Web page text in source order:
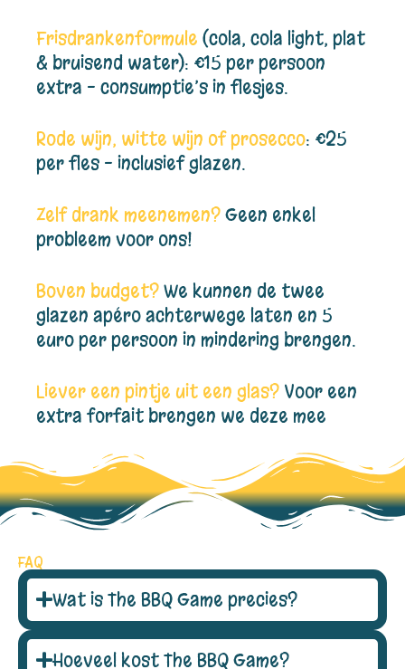
Frisdrankenformule (cola, cola light, plat
& bruisend water): €15 per persoon
extra – consumptie’s in flesjes.
Rode wijn, witte wijn of prosecco: €25
per fles – inclusief glazen.
Zelf drank meenemen?Geen enkel
probleem voor ons!
Boven budget?We kunnen de twee
glazen apéro achterwege laten en 5
euro per persoon in mindering brengen.
Liever een pintje uit een glas? Voor een
extra forfait brengen we deze mee
FAQ
Wat is The BBQ Game precies?
Hoeveel kost The BBQ Game?